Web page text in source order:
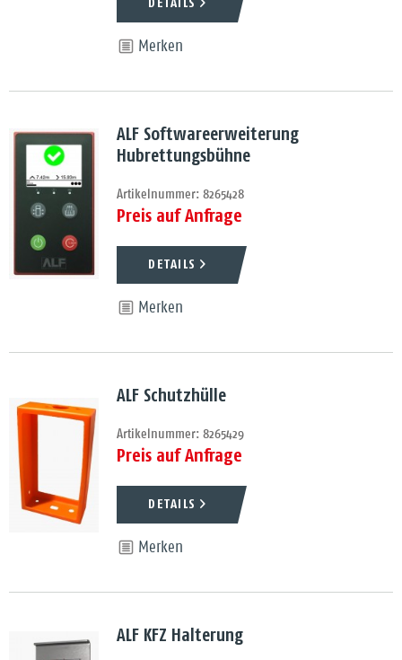
Merken
ALF Softwareerweiterung
Hubrettungsbühne
Artikelnummer: 8265428
Preis auf Anfrage
DETAILS
Merken
ALF Schutzhülle
Artikelnummer: 8265429
Preis auf Anfrage
DETAILS
Merken
ALF KFZ Halterung